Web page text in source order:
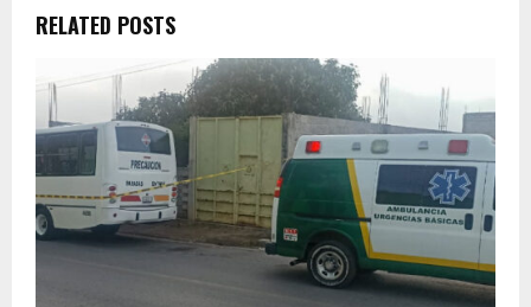
RELATED POSTS